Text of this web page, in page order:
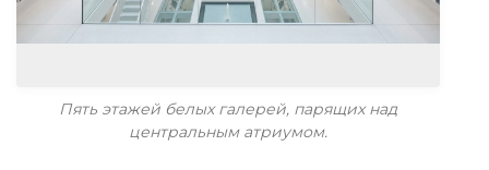
Пять этажей белых галерей, парящих над
центральным атриумом.